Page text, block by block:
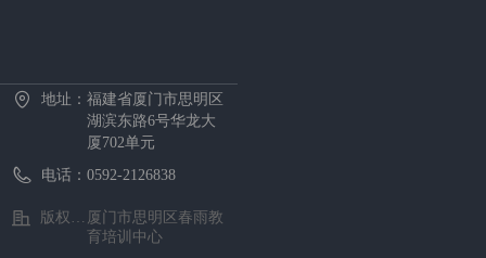
地址： 福建省厦门市思明区
湖滨东路6号华龙大
厦702单元
电话： 0592-2126838
版权所有 ©
厦门市思明区春雨教
育培训中心